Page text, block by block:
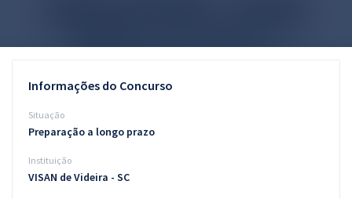
Questões grátis
Blog
Informações do Concurso
Situação
Preparação a longo prazo
Instituição
VISAN de Videira - SC